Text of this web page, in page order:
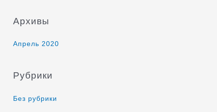
Архивы
Апрель 2020
Рубрики
Без рубрики